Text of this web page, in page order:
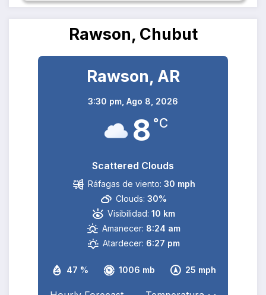
Rawson, Chubut
Rawson, AR
3:30 pm, Ago 8, 2026
8 °C
Scattered Clouds
47 % 1006 mb 25 mph
Ráfagas de viento: 30 mph
Clouds: 30%
Visibilidad: 10 km
Amanecer: 8:24 am
Atardecer: 6:27 pm